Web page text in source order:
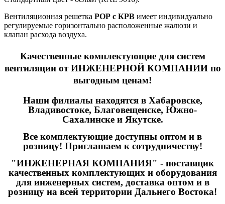
Вентиляционная решетка РОР с КРВ имеет индивидуально
регулируемые горизонтально расположенные жалюзи и
клапан расхода воздуха.
Качественные комплектующие для систем
вентиляции от ИНЖЕНЕРНОЙ КОМПАНИИ по
выгодным ценам!
Наши филиалы находятся в Хабаровске,
Владивостоке, Благовещенске, Южно-
Сахалинске и Якутске.
Все комплектующие доступны оптом и в
розницу! Приглашаем к сотрудничеству!
"ИНЖЕНЕРНАЯ КОМПАНИЯ" - поставщик
качественных комплектующих и оборудования
для инженерных систем, доставка оптом и в
розницу на всей территории Дальнего Востока!